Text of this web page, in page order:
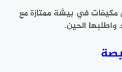
مكيفات في بيشة ممتازة مع
واطلبها الحين.